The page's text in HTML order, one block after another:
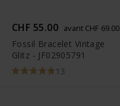
CHF 55.00 avant CHF 69.00
Fossil Bracelet Vintage
Glitz - JF02905791
13